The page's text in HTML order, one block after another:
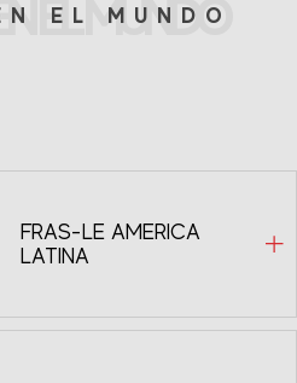
EL MUNDO
EL MUNDO
FRAS-LE AMERICA
LATINA